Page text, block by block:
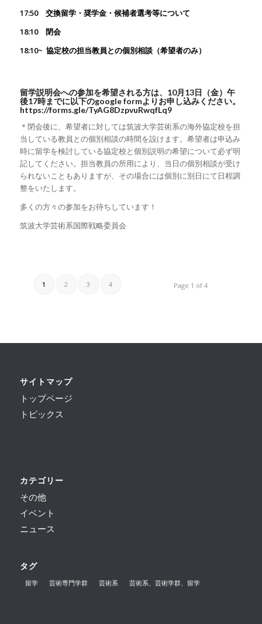
17:50
交換留学・奨学金・候補者選考等について
18:10
閉会
18:10~ 協定校の担当教員との個別相談（希望者のみ）
留学説明会への参加を希望される方は、10月13日（金）午
後17時までに以下のgoogle formよりお申し込みください。
https://forms.gle/TyAG8DzpvuRwqfLq9
＊閉会後に、希望者に対しては筑波大学芸術系の海外協定校を担
当している教員との個別相談の時間を設けます。希望者は申込み
時に留学を検討している協定校と個別説明の希望について必ず明
記してください。担当教員の所用により、当日の個別相談が受け
られないこともありますが、その場合には個別に別日にて日程調
整をいたします。
多くの方々の参加をお待ちしています！
筑波大学芸術系国際戦略委員会
Page 1 of 4
1 2 3 4
サイトマップ
トップページ
トピックス
カテゴリー
その他
イベント
ニュース
タグ
留学 芸術専門学群 芸術系 芸術系、芸術学群、留学